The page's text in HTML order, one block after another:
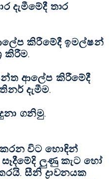
දැමීමේදී තාර
කිරීමේදී ඉමල්ෂන්
කිරීම.
ආලේප කිරීමේදී
දැමීම.
ගනිමු.
විට හොඳින්
ලුණු කැට හෝ
සීනි ද්‍රාවනයක